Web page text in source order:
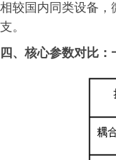
相较国内同类设备
支。
四、 核心参数对比：